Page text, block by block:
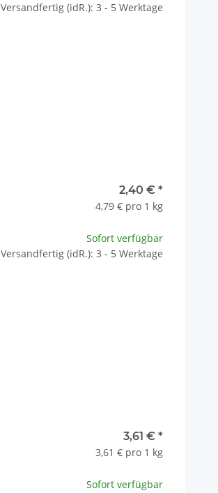
Versandfertig (idR.): 3 - 5 Werktage
2,40 € *
4,79 € pro 1 kg
Sofort verfügbar
Versandfertig (idR.): 3 - 5 Werktage
3,61 € *
3,61 € pro 1 kg
Sofort verfügbar